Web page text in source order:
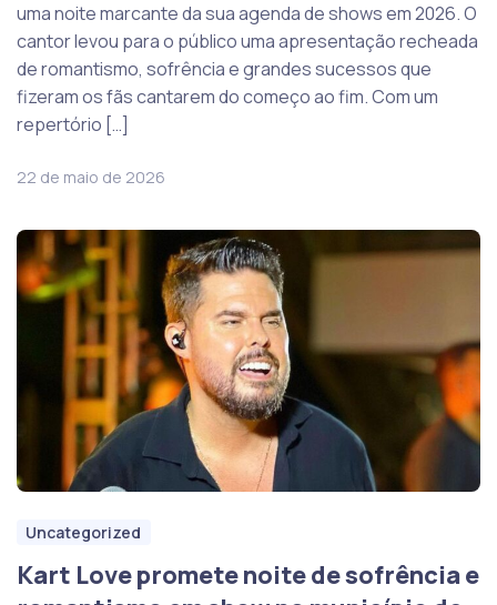
uma noite marcante da sua agenda de shows em 2026. O
cantor levou para o público uma apresentação recheada
de romantismo, sofrência e grandes sucessos que
fizeram os fãs cantarem do começo ao fim. Com um
repertório […]
22 de maio de 2026
Uncategorized
Kart Love promete noite de sofrência e